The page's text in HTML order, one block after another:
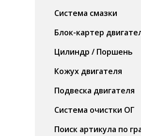
Система смазки
Блок-картер
Цилиндр / Поршень
Кожух двигателя
Подвеска двигателя
Система очистки ОГ
Поиск артикула по